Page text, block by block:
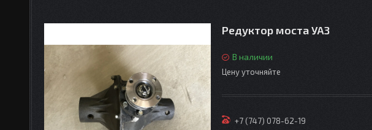
Редуктор моста УАЗ
В наличии
Цену уточняйте
+7 (747) 078-62-19